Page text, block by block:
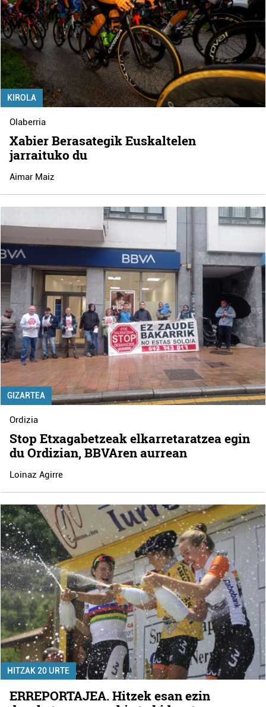
KIROLA
Olaberria
Xabier Berasategik Euskaltelen
jarraituko du
Aimar Maiz
GIZARTEA
Ordizia
Stop Etxagabetzeak elkarretaratzea egin
du Ordizian, BBVAren aurrean
Loinaz Agirre
HITZAK 20 URTE
ERREPORTAJEA. Hitzek esan ezin